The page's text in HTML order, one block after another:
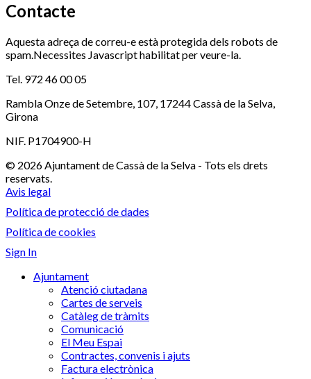
Contacte
Aquesta adreça de correu-e està protegida dels robots de
spam.Necessites Javascript habilitat per veure-la.
Tel. 972 46 00 05
Rambla Onze de Setembre, 107, 17244 Cassà de la Selva,
Girona
NIF. P1704900-H
© 2026 Ajuntament de Cassà de la Selva - Tots els drets
reservats.
Avis legal
Política de protecció de dades
Política de cookies
Sign In
Ajuntament
Atenció ciutadana
Cartes de serveis
Catàleg de tràmits
Comunicació
El Meu Espai
Contractes, convenis i ajuts
Factura electrònica